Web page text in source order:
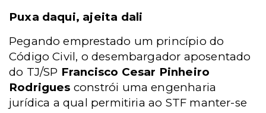
Puxa daqui, ajeita dali
Pegando emprestado um princípio do
Código Civil, o desembargador aposentado
do TJ/SP Francisco Cesar Pinheiro
Rodrigues constrói uma engenharia
jurídica a qual permitiria ao STF manter-se